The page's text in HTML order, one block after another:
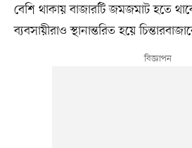
বেশি থাকায় বাজারটি জমজমাট হতে
ব্যবসায়ীরাও স্থানান্তরিত হয়ে